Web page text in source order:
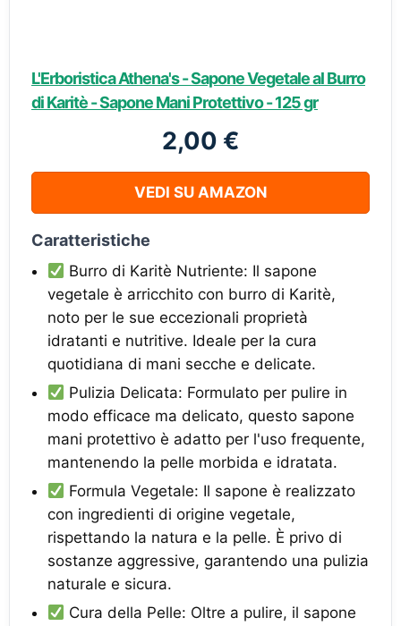
L'Erboristica Athena's - Sapone Vegetale al Burro
di Karitè - Sapone Mani Protettivo - 125 gr
2,00 €
VEDI SU AMAZON
Caratteristiche
Burro di Karitè Nutriente: Il sapone
vegetale è arricchito con burro di Karitè,
noto per le sue eccezionali proprietà
idratanti e nutritive. Ideale per la cura
quotidiana di mani secche e delicate.
Pulizia Delicata: Formulato per pulire in
modo efficace ma delicato, questo sapone
mani protettivo è adatto per l'uso frequente,
mantenendo la pelle morbida e idratata.
Formula Vegetale: Il sapone è realizzato
con ingredienti di origine vegetale,
rispettando la natura e la pelle. È privo di
sostanze aggressive, garantendo una pulizia
naturale e sicura.
Cura della Pelle: Oltre a pulire, il sapone